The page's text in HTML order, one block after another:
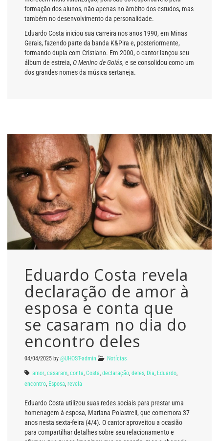
formação dos alunos, não apenas no âmbito dos estudos, mas
também no desenvolvimento da personalidade.
Eduardo Costa iniciou sua carreira nos anos 1990, em Minas
Gerais, fazendo parte da banda K&Pira e, posteriormente,
formando dupla com Cristiano. Em 2000, o cantor lançou seu
álbum de estreia, O Menino de Goiás, e se consolidou como um
dos grandes nomes da música sertaneja.
Eduardo Costa revela
declaração de amor à
esposa e conta que
se casaram no dia do
encontro deles
04/04/2025 by @UHOST-admin Notícias
amor casaram conta Costa declaração deles Dia Eduardo
encontro Esposa revela
Eduardo Costa utilizou suas redes sociais para prestar uma
homenagem à esposa, Mariana Polastreli, que comemora 37
anos nesta sexta-feira (4/4). O cantor aproveitou a ocasião
para compartilhar detalhes sobre seu relacionamento e